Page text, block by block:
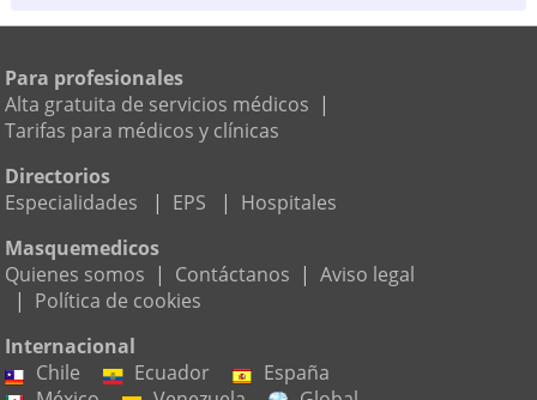
Para profesionales
Alta gratuita de servicios médicos |
Tarifas para médicos y clínicas
Directorios
Especialidades
| EPS | Hospitales
Masquemedicos
Quienes somos | Contáctanos | Aviso legal
| Política de cookies
Internacional
Chile
Ecuador
España